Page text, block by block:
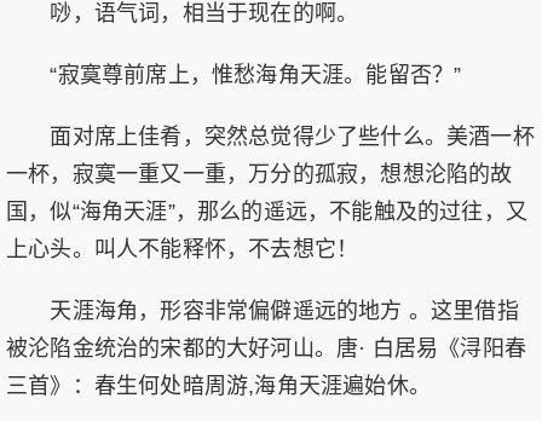
唦，语气词，相当于现在的啊。
“寂寞尊前席上，惟愁海角天涯。能留否？”
面对席上佳肴，突然总觉得少了些什么。美酒一杯
一杯，寂寞一重又一重，万分的孤寂，想想沦陷的故
国，似“海角天涯”，那么的遥远，不能触及的过往，又
上心头。叫人不能释怀，不去想它！
天涯海角，形容非常偏僻遥远的地方 。这里借指
被沦陷金统治的宋都的大好河山。唐· 白居易《浔阳春
三首》：春生何处暗周游,海角天涯遍始休。